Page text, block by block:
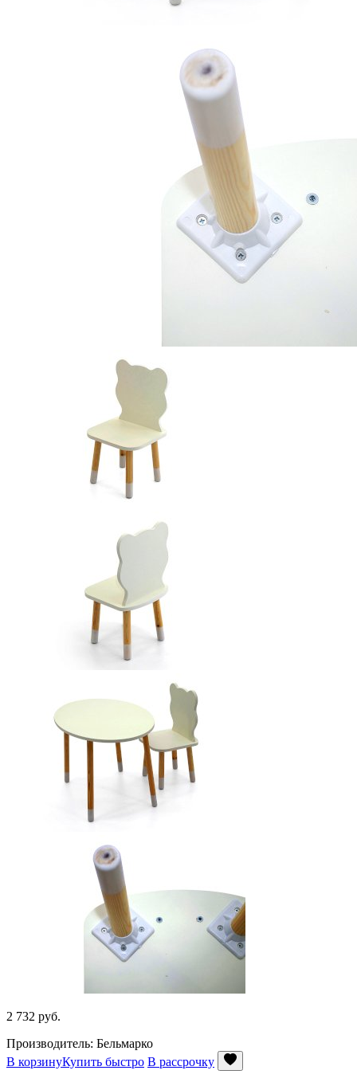
2 732 руб.
Производитель: Бельмарко
В корзинуКупить быстро В рассрочку